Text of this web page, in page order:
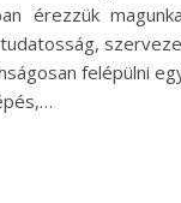
érezzük
tudatosság,
felépülni